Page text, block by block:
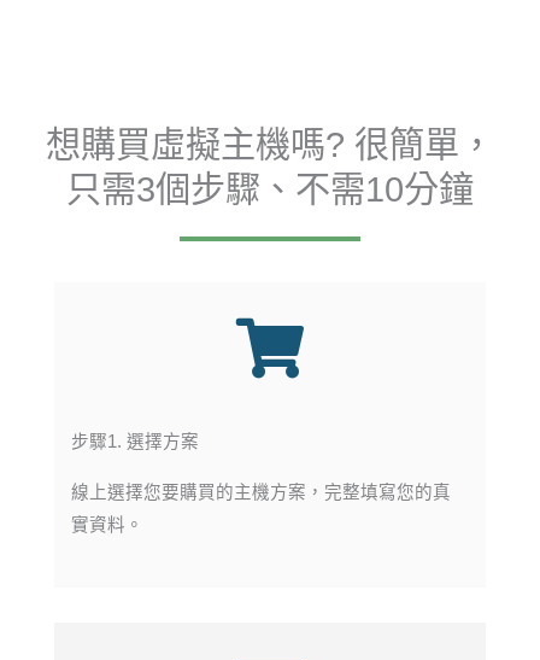
想購買虛擬主機嗎? 很簡單，
只需3個步驟、不需10分鐘
步驟1. 選擇方案
線上選擇您要購買的主機方案，完整填寫您的真
實資料。